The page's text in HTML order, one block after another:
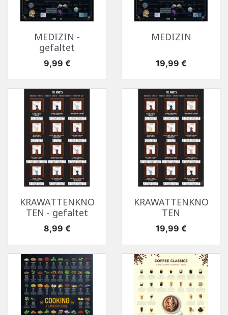
MEDIZIN -
gefaltet
Preis
9,99 €
MEDIZIN
Preis
19,99 €
KRAWATTENKNO
TEN - gefaltet
Preis
8,99 €
KRAWATTENKNO
TEN
Preis
19,99 €